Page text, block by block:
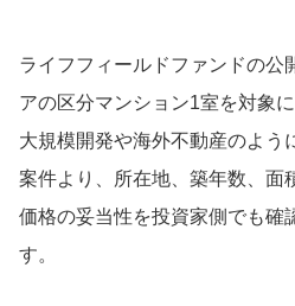
ライフフィールドファンドの公
アの区分マンション1室を対象
大規模開発や海外不動産のよう
案件より、所在地、築年数、面
価格の妥当性を投資家側でも確
す。